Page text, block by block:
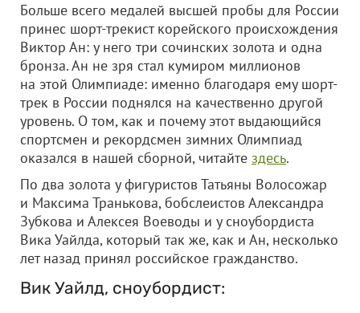
Больше всего медалей высшей пробы для России
принес шорт-трекист корейского происхождения
Виктор Ан: у него три сочинских золота и одна
бронза. Ан не зря стал кумиром миллионов
на этой Олимпиаде: именно благодаря ему шорт-
трек в России поднялся на качественно другой
уровень. О том, как и почему этот выдающийся
спортсмен и рекордсмен зимних Олимпиад
оказался в нашей сборной, читайте здесь.
По два золота у фигуристов Татьяны Волосожар
и Максима Транькова, бобслеистов Александра
Зубкова и Алексея Воеводы и у сноубордиста
Вика Уайлда, который так же, как и Ан, несколько
лет назад принял российское гражданство.
Вик Уайлд, сноубордист: